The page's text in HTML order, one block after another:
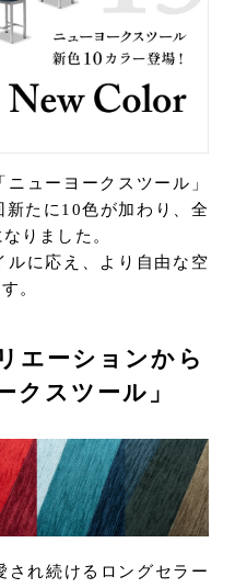
ショールームを探す
送信
ー
ューヨークスツール」
たに10色が加わり、全
りました。
ルに応え、より自由な空
。
エーションから
クスツール」
され続けるロングセラー